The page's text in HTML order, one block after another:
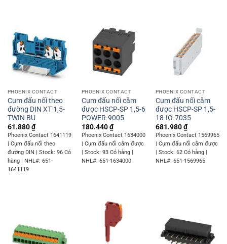
PHOENIX CONTACT
Cụm đấu nối theo
đường DIN XT 1,5-
TWIN BU
61.880₫
Phoenix Contact 1641119
| Cụm đấu nối theo
đường DIN | Stock: 96 Có
hàng | NHL#: 651-
1641119
PHOENIX CONTACT
Cụm đấu nối cắm
được HSCP-SP 1,5-6
POWER-9005
180.440₫
Phoenix Contact 1634000
| Cụm đấu nối cắm được
| Stock: 93 Có hàng |
NHL#: 651-1634000
PHOENIX CONTACT
Cụm đấu nối cắm
được HSCP-SP 1,5-
18-IO-7035
681.980₫
Phoenix Contact 1569965
| Cụm đấu nối cắm được
| Stock: 62 Có hàng |
NHL#: 651-1569965